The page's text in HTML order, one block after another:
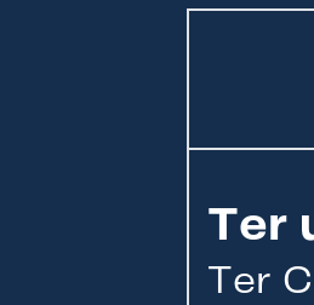
Ter
Ter